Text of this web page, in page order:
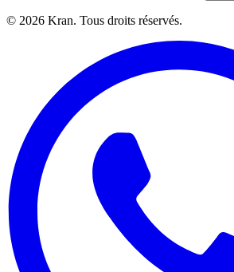
© 2026 Kran. Tous droits réservés.